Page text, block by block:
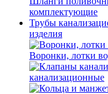
комплектующие
Трубы
изделия
Воронки, лотки
канализационные